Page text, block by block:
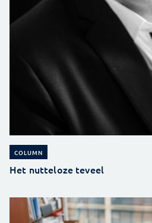
COLUMN
Het nutteloze teveel